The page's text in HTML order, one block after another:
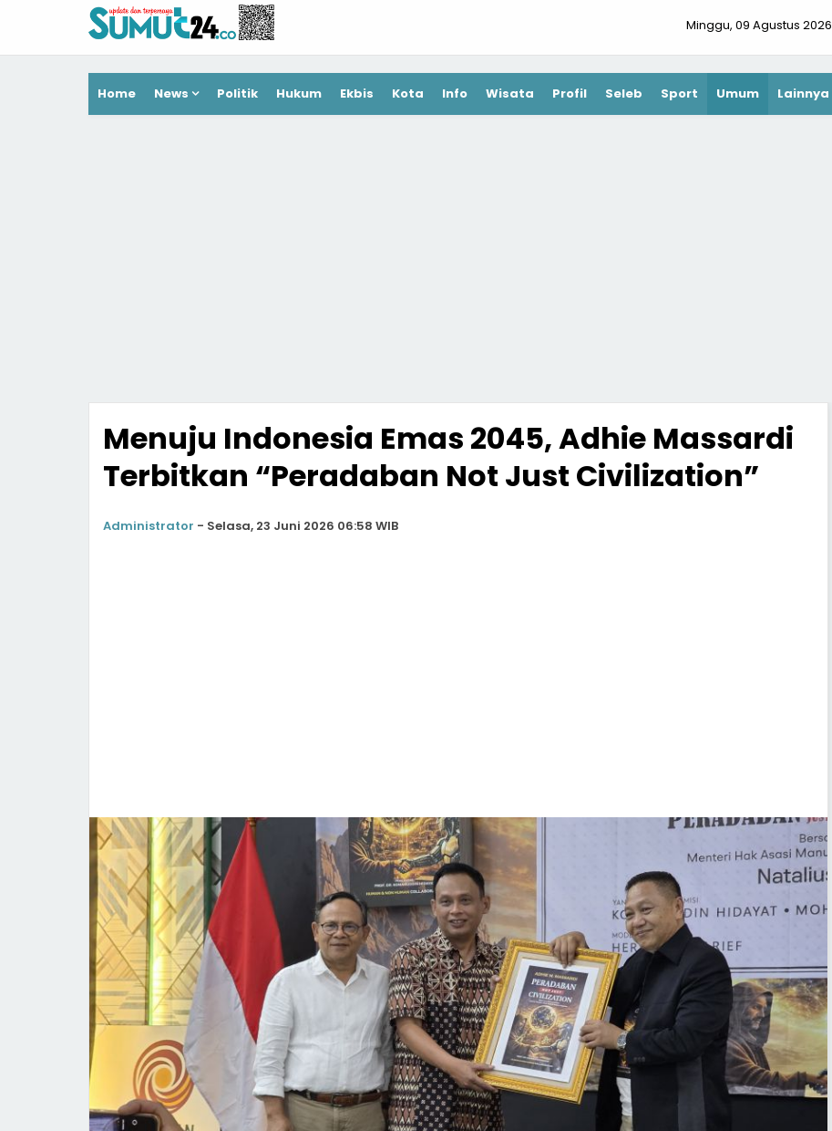
Minggu, 09 Agustus 2026
Home News Politik Hukum Ekbis Kota Info Wisata Profil Seleb Sport Umum Lainnya
Menuju Indonesia Emas 2045, Adhie Massardi
Terbitkan “Peradaban Not Just Civilization”
Administrator - Selasa, 23 Juni 2026 06:58 WIB